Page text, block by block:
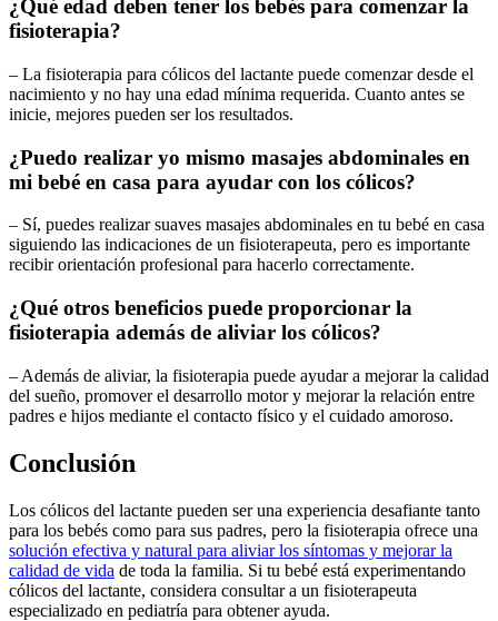
¿Qué edad deben tener los bebés para comenzar la
fisioterapia?
– La fisioterapia para cólicos del lactante puede comenzar desde el
nacimiento y no hay una edad mínima requerida. Cuanto antes se
inicie, mejores pueden ser los resultados.
¿Puedo realizar yo mismo masajes abdominales en
mi bebé en casa para ayudar con los cólicos?
– Sí, puedes realizar suaves masajes abdominales en tu bebé en casa
siguiendo las indicaciones de un fisioterapeuta, pero es importante
recibir orientación profesional para hacerlo correctamente.
¿Qué otros beneficios puede proporcionar la
fisioterapia además de aliviar los cólicos?
– Además de aliviar, la fisioterapia puede ayudar a mejorar la calidad
del sueño, promover el desarrollo motor y mejorar la relación entre
padres e hijos mediante el contacto físico y el cuidado amoroso.
Conclusión
Los cólicos del lactante pueden ser una experiencia desafiante tanto
para los bebés como para sus padres, pero la fisioterapia ofrece una
solución efectiva y natural para aliviar los síntomas y mejorar la
calidad de vida de toda la familia. Si tu bebé está experimentando
cólicos del lactante, considera consultar a un fisioterapeuta
especializado en pediatría para obtener ayuda.